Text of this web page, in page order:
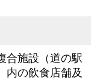
合施設（道の駅
内の飲食店舗及